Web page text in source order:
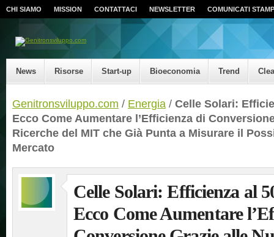
CHI SIAMO MISSION CONTATTACI NEWSLETTER COMUNICATI
News Risorse Start-up Bioeconomia Trend
Genitronsviluppo.com / Energia / Celle Solari:
Ecco Come Aumentare l’Efficienza di
Ricerche del MIT che Già Punta a Misurare il
Mercato
Celle Solari: Efficienza al
Ecco Come Aumentare